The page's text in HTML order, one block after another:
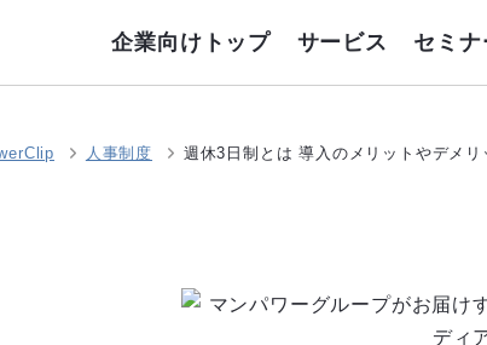
企業向けトップ サービス セミナ
人事制度 週休3日制とは 導入のメリットやデメリ